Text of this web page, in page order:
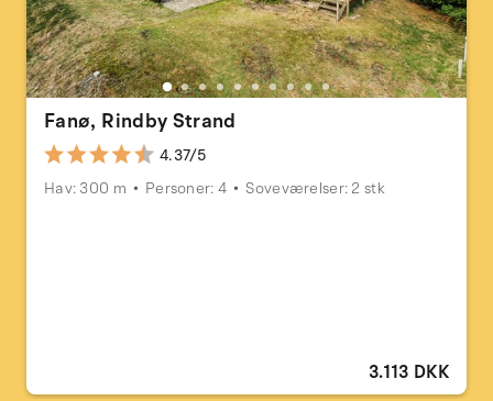
Fanø, Rindby Strand
4.37/5
Hav: 300 m
Personer: 4 Soveværelser: 2 stk
3.113 DKK